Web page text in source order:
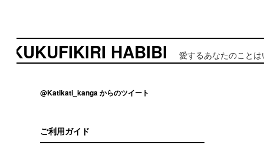
HABIBI 愛するあなたのことはいく
@Katikati_kanga からのツイート
ご利用ガイド